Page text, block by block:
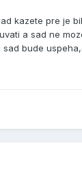
kazete pre je
a sad ne
sad bude